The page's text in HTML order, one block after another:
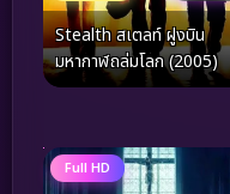
Stealth สเตลท์ ฝูงบิน
มหากาฬถล่มโลก (2005)
Full HD